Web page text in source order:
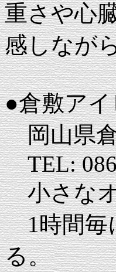
重さや心
感しなが
●倉敷ア
岡山県倉
TEL:
小さなオ
1時間毎
る。